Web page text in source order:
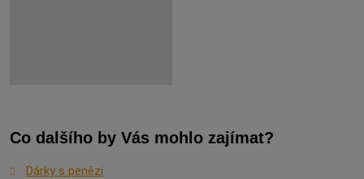
Co dalšího by Vás mohlo zajímat?
Dárky s penězi